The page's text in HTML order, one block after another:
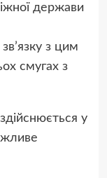
держави
з цим
смугах з
у